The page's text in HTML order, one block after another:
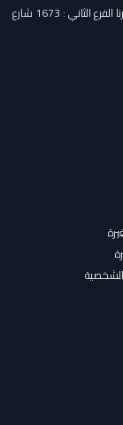
الفرع الاول : زهراء المعادي الطريق الدائري كومباوند اشجار دارنا الفرع الثاني : 1673 شارع
الشخصية